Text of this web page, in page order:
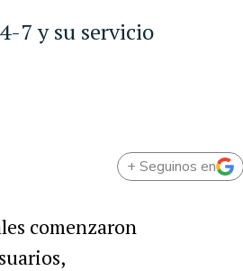
7 y su servicio
+ Seguinos en
comenzaron